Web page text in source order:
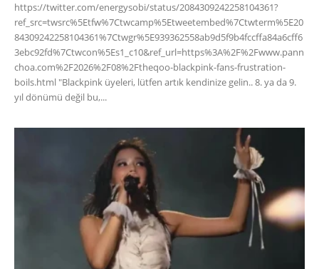
https://twitter.com/energysobi/status/2084309242258104361?
ref_src=twsrc%5Etfw%7Ctwcamp%5Etweetembed%7Ctwterm%5E20
84309242258104361%7Ctwgr%5E939362558ab9d5f9b4fccffa84a6cff6
3ebc92fd%7Ctwcon%5Es1_c10&ref_url=https%3A%2F%2Fwww.pann
choa.com%2F2026%2F08%2Ftheqoo-blackpink-fans-frustration-
boils.html "Blackpink üyeleri, lütfen artık kendinize gelin.. 8. ya da 9.
yıl dönümü değil bu,...